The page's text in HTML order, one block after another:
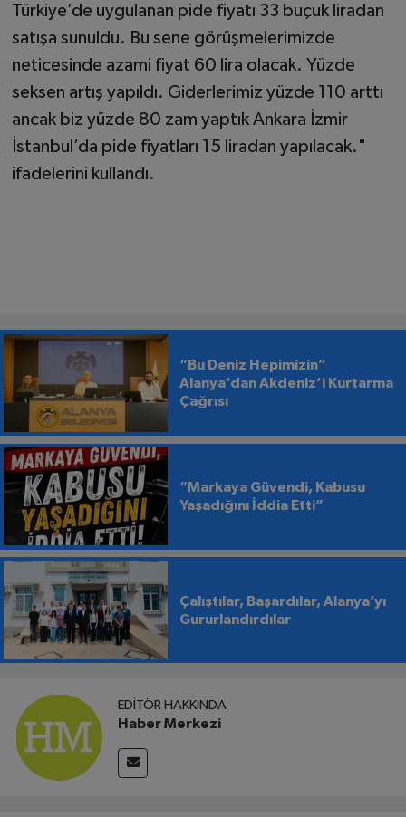
Türkiye’de uygulanan pide fiyatı 33 buçuk liradan
satışa sunuldu. Bu sene görüşmelerimizde
neticesinde azami fiyat 60 lira olacak. Yüzde
seksen artış yapıldı. Giderlerimiz yüzde 110 arttı
ancak biz yüzde 80 zam yaptık Ankara İzmir
İstanbul’da pide fiyatları 15 liradan yapılacak."
ifadelerini kullandı.
“Bu Deniz Hepimizin”
Alanya’dan Akdeniz’i Kurtarma
Çağrısı
“Markaya Güvendi, Kabusu
Yaşadığını İddia Etti”
Çalıştılar, Başardılar, Alanya’yı
Gururlandırdılar
EDITÖR HAKKINDA
Haber Merkezi